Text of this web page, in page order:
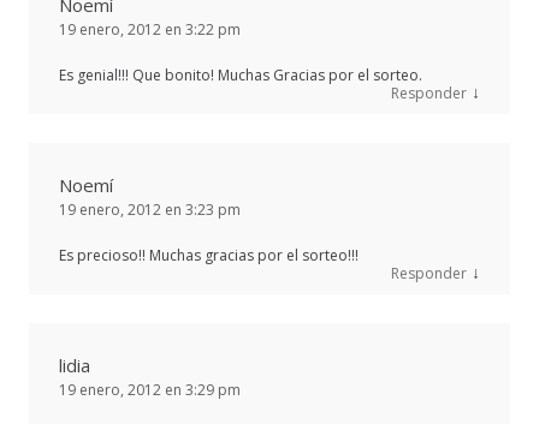
Noemí
19 enero, 2012 en 3:22 pm
Es genial!!! Que bonito! Muchas Gracias por el sorteo.
Responder ↓
Noemí
19 enero, 2012 en 3:23 pm
Es precioso!! Muchas gracias por el sorteo!!!
Responder ↓
lidia
19 enero, 2012 en 3:29 pm